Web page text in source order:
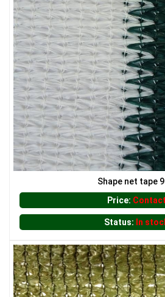
LƯỚI HÀNG RÀO HÌNH
LƯỚI NUÔI TRỒNG
Shape net tape
Price: Contact
Status: In